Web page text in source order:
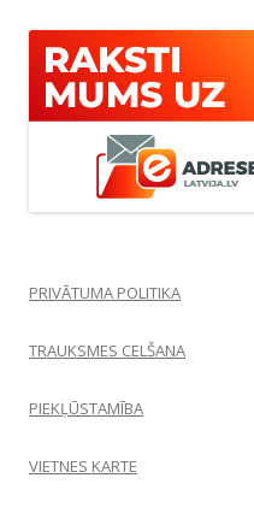
PRIVĀTUMA POLITIKA
TRAUKSMES CELŠANA
PIEKĻŪSTAMĪBA
VIETNES KARTE